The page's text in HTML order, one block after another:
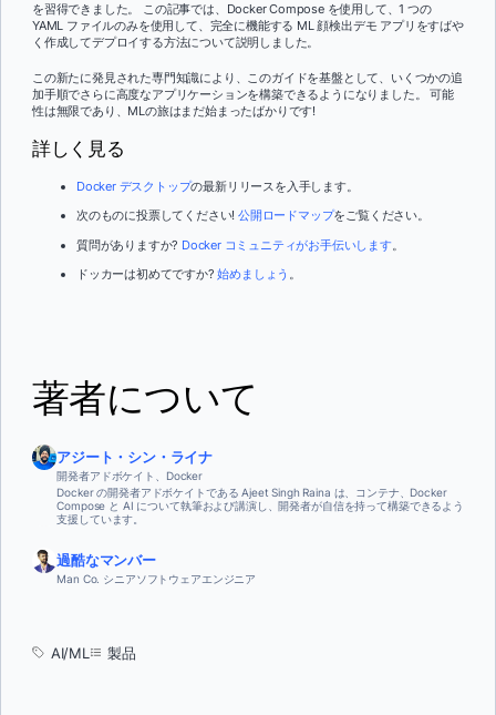
を習得できました。 この記事では、Docker Compose を使用して、1 つの
YAML ファイルのみを使用して、完全に機能する ML 顔検出デモ アプリをすばや
く作成してデプロイする方法について説明しました。
この新たに発見された専門知識により、このガイドを基盤として、いくつかの追
加手順でさらに高度なアプリケーションを構築できるようになりました。 可能
性は無限であり、MLの旅はまだ始まったばかりです!
詳しく見る
Docker デスクトップの最新リリースを入手します。
次のものに投票してください! 公開ロードマップをご覧ください。
質問がありますか? Docker コミュニティがお手伝いします。
ドッカーは初めてですか?始めましょう
著者について
アジート・シン・ライナ
開発者アドボケイト、Docker
Docker の開発者アドボケイトである Ajeet Singh Raina は、コンテナ、Docker
Compose と AI について執筆および講演し、開発者が自信を持って構築できるよう
支援しています。
過酷なマンバー
Man Co. シニアソフトウェアエンジニア
AI/ML 製品